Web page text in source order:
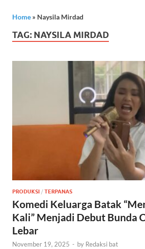
Home » Naysila Mirdad
TAG: NAYSILA MIRDAD
PRODUKSI / TERPANAS
Komedi Keluarga Batak
Kali” Menjadi Debut Bunda
Lebar
November 19, 2025 - by Redaksi bat